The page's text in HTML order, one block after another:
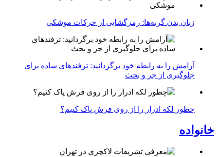
زبان بدن گربه‌ها: رمزگشایی از حرکات موشکی
آرامش را به رابطه خود برگردانید: ترفندهای ساده برای
جلوگیری از جر و بحث
چطور لکه ادرار را از روی فرش پاک کنیم؟
خانواده